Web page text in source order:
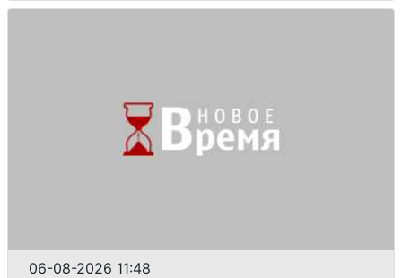
06-08-2026 11:48